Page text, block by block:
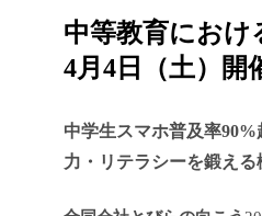
中等教育におけ
4月4日（土）開
中学生スマホ普及率
力・リテラシーを鍛える